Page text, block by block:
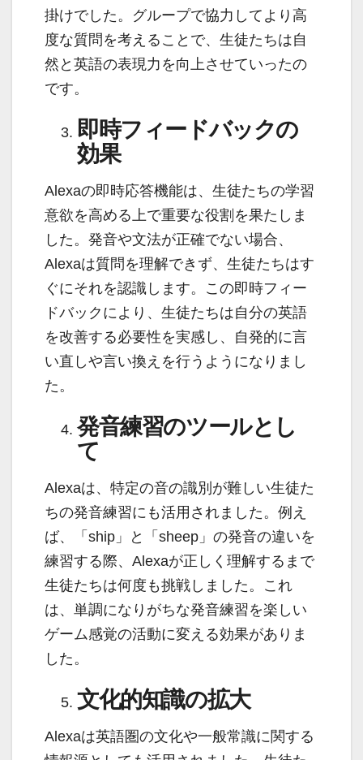
掛けでした。グループで協力してより高
度な質問を考えることで、生徒たちは自
然と英語の表現力を向上させていったの
です。
即時フィードバックの
効果
Alexaの即時応答機能は、生徒たちの学習
意欲を高める上で重要な役割を果たしま
した。発音や文法が正確でない場合、
Alexaは質問を理解できず、生徒たちはす
ぐにそれを認識します。この即時フィー
ドバックにより、生徒たちは自分の英語
を改善する必要性を実感し、自発的に言
い直しや言い換えを行うようになりまし
た。
発音練習のツールとし
て
Alexaは、特定の音の識別が難しい生徒た
ちの発音練習にも活用されました。例え
ば、「ship」と「sheep」の発音の違いを
練習する際、Alexaが正しく理解するまで
生徒たちは何度も挑戦しました。これ
は、単調になりがちな発音練習を楽しい
ゲーム感覚の活動に変える効果がありま
した。
文化的知識の拡大
Alexaは英語圏の文化や一般常識に関する